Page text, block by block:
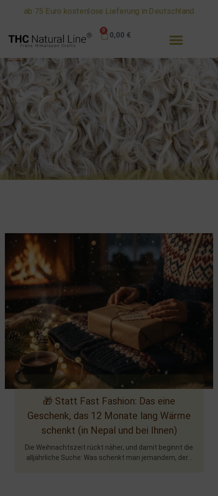
ab 75 Euro kostenlose Lieferung in Deutschland
0,00 €
0
🎁 Statt Fast Fashion: Das eine
Geschenk, das 12 Monate lang Wärme
schenkt (in Nepal und bei Ihnen)
Die Weihnachtszeit rückt näher, und damit beginnt die
alljährliche Suche: Was schenkt man jemandem, der...